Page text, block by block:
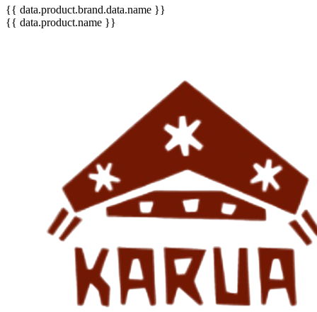
{{ data.product.brand.data.name }}
{{ data.product.name }}